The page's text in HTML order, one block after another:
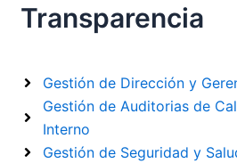
Transparencia
Gestión de Dirección y
Gestión de Auditorias de
Interno
Gestión de Seguridad y